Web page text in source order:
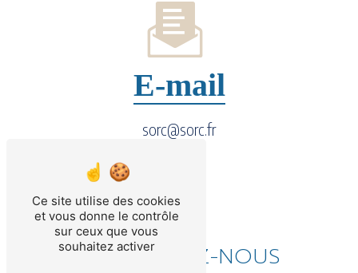
E-mail
sorc@sorc.fr
CONTACTEZ-NOUS
Ce site utilise des cookies
et vous donne le contrôle
sur ceux que vous
souhaitez activer